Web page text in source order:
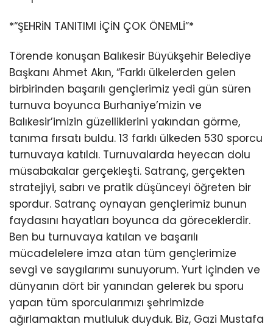
*“ŞEHRİN TANITIMI İÇİN ÇOK ÖNEMLİ”*
Törende konuşan Balıkesir Büyükşehir Belediye
Başkanı Ahmet Akın, “Farklı ülkelerden gelen
birbirinden başarılı gençlerimiz yedi gün süren
turnuva boyunca Burhaniye’mizin ve
Balıkesir’imizin güzelliklerini yakından görme,
tanıma fırsatı buldu. 13 farklı ülkeden 530 sporcu
turnuvaya katıldı. Turnuvalarda heyecan dolu
müsabakalar gerçekleşti. Satranç, gerçekten
stratejiyi, sabrı ve pratik düşünceyi öğreten bir
spordur. Satranç oynayan gençlerimiz bunun
faydasını hayatları boyunca da göreceklerdir.
Ben bu turnuvaya katılan ve başarılı
mücadelelere imza atan tüm gençlerimize
sevgi ve saygılarımı sunuyorum. Yurt içinden ve
dünyanın dört bir yanından gelerek bu sporu
yapan tüm sporcularımızı şehrimizde
ağırlamaktan mutluluk duyduk. Biz, Gazi Mustafa